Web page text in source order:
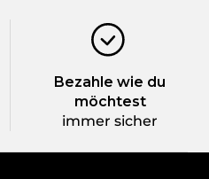
Bezahle wie du
möchtest
immer sicher